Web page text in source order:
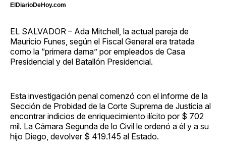
ElDiarioDeHoy.com
EL SALVADOR – Ada Mitchell, la actual pareja de
Mauricio Funes, según el Fiscal General era tratada
como la “primera dama” por empleados de Casa
Presidencial y del Batallón Presidencial.
Esta investigación penal comenzó con el informe de la
Sección de Probidad de la Corte Suprema de Justicia al
encontrar indicios de enriquecimiento ilícito por $ 702
mil. La Cámara Segunda de lo Civil le ordenó a él y a su
hijo Diego, devolver $ 419.145 al Estado.